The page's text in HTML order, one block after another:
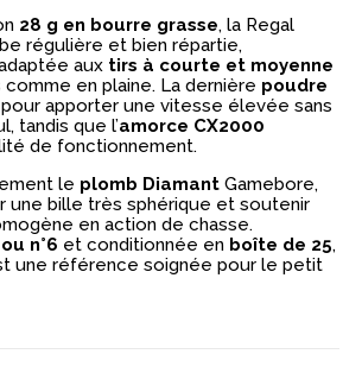
28 g en bourre grasse, la Regal
régulière et bien répartie,
aux tirs à courte et moyenne
comme en plaine. La dernière poudre
apporter une vitesse élevée sans
tandis que l’amorce CX2000
de fonctionnement.
le plomb Diamant Gamebore,
une bille très sphérique et soutenir
en action de chasse.
ou n°6 et conditionnée en boîte de 25,
une référence soignée pour le petit